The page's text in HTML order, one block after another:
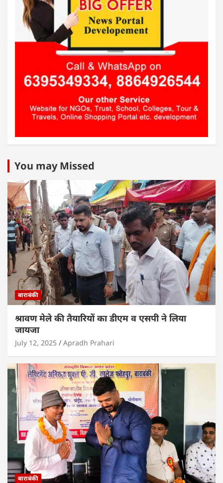
You may Missed
बाराबंकी
श्रावण मेले की तैयारियों का डीएम व एसपी ने लिया
जायजा
July 12, 2025 Apradh Prahari
बाराबंकी